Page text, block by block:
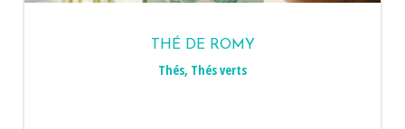
THÉ DE ROMY
Thés, Thés verts